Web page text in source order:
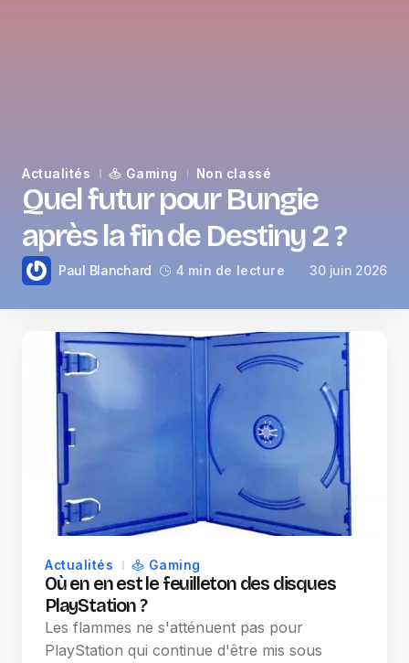
Actualités Gaming Non classé
Quel futur pour Bungie
après la fin de Destiny 2 ?
Paul Blanchard 4 min de lecture 30 juin 2026
Actualités Gaming
Où en en est le feuilleton des disques
PlayStation ?
Les flammes ne s'atténuent pas pour
PlayStation qui continue d'être mis sous